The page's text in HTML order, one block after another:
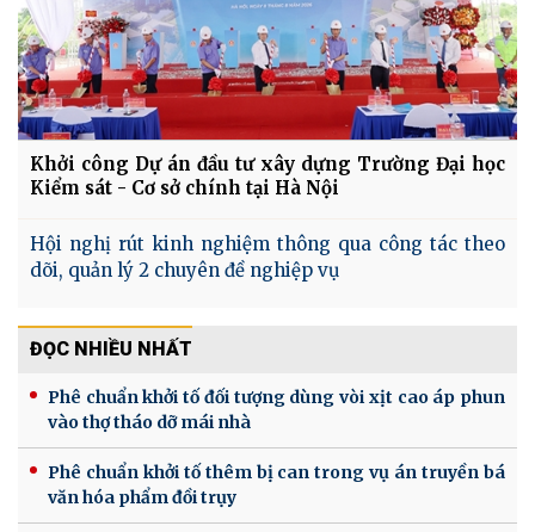
Khởi công Dự án đầu tư xây dựng Trường Đại học
Kiểm sát - Cơ sở chính tại Hà Nội
Hội nghị rút kinh nghiệm thông qua công tác theo
dõi, quản lý 2 chuyên đề nghiệp vụ
ĐỌC NHIỀU NHẤT
Phê chuẩn khởi tố đối tượng dùng vòi xịt cao áp phun
vào thợ tháo dỡ mái nhà
Phê chuẩn khởi tố thêm bị can trong vụ án truyền bá
văn hóa phẩm đồi trụy